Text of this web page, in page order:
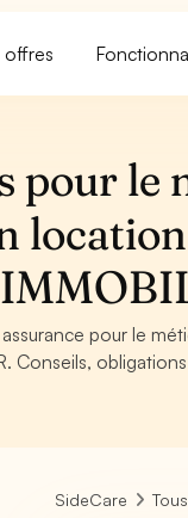
offres
pour
pour le
Conseils,
SideCare